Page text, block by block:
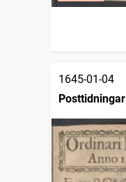
1645-01-04
Posttidningar